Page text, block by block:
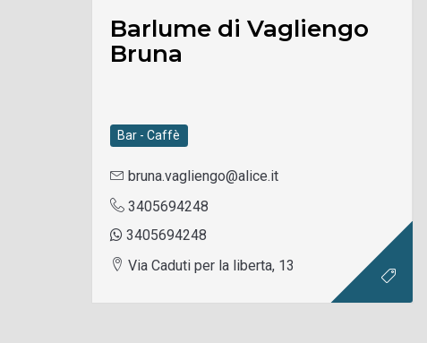
Barlume di Vagliengo
Bruna
Bar - Caffè
bruna.vagliengo@alice.it
3405694248
3405694248
Via Caduti per la liberta, 13